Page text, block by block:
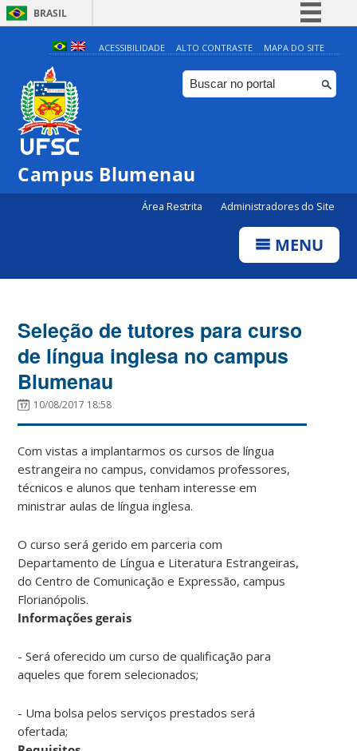
BRASIL
Simplifique!
Comunica BR
Participe
ACESSIBILIDADE ALTO CONTRASTE MAPA DO SITE
Campus Blumenau
Área Restrita Administradores do Site
MENU
Seleção de tutores para curso
de língua inglesa no campus
Blumenau
10/08/2017 18:58
Com vistas a implantarmos os cursos de língua
estrangeira no campus, convidamos professores,
técnicos e alunos que tenham interesse em
ministrar aulas de língua inglesa.
O curso será gerido em parceria com
Departamento de Língua e Literatura Estrangeiras,
do Centro de Comunicação e Expressão, campus
Florianópolis.
Informações gerais
- Será oferecido um curso de qualificação para
aqueles que forem selecionados;
- Uma bolsa pelos serviços prestados será
ofertada;